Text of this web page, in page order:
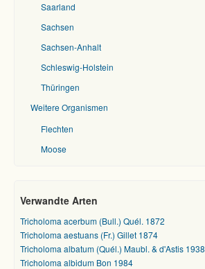
Saarland
Sachsen
Sachsen-Anhalt
Schleswig-Holstein
Thüringen
Weitere Organismen
Flechten
Moose
Verwandte Arten
Tricholoma acerbum (Bull.) Quél. 1872
Tricholoma aestuans (Fr.) Gillet 1874
Tricholoma albatum (Quél.) Maubl. & d'Astis 1938
Tricholoma albidum Bon 1984